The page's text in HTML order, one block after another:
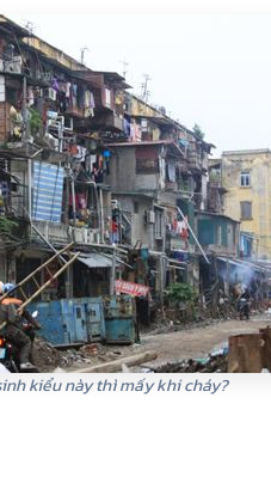
kiểu này thì mấy khi cháy?